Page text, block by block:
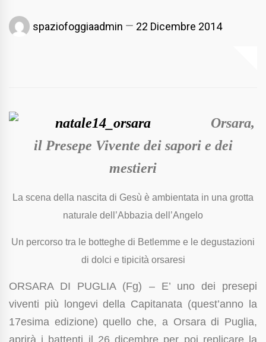
spaziofoggiaadmin 22 Dicembre 2014
Orsara,
il Presepe Vivente dei sapori e dei
mestieri
La scena della nascita di Gesù è ambientata in una grotta
naturale dell’Abbazia dell’Angelo
Un percorso tra le botteghe di Betlemme e le degustazioni
di dolci e tipicità orsaresi
ORSARA DI PUGLIA (Fg) – E’ uno dei presepi
viventi più longevi della Capitanata (quest’anno la
17esima edizione) quello che, a Orsara di Puglia,